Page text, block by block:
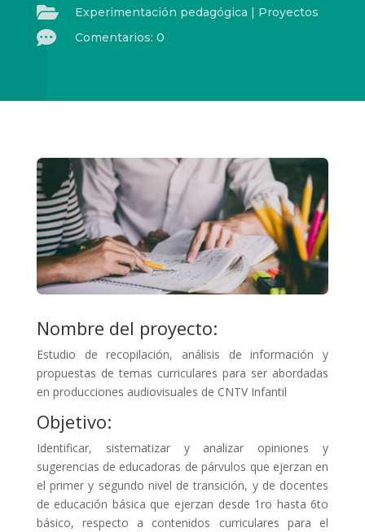
 Experimentación pedagógica | Proyectos
 Comentarios: 0
Nombre del proyecto:
Estudio de recopilación, análisis de información y
propuestas de temas curriculares para ser abordadas
en producciones audiovisuales de CNTV Infantil
Objetivo:
Identificar, sistematizar y analizar opiniones y
sugerencias de educadoras de párvulos que ejerzan en
el primer y segundo nivel de transición, y de docentes
de educación básica que ejerzan desde 1ro hasta 6to
básico, respecto a contenidos curriculares para el